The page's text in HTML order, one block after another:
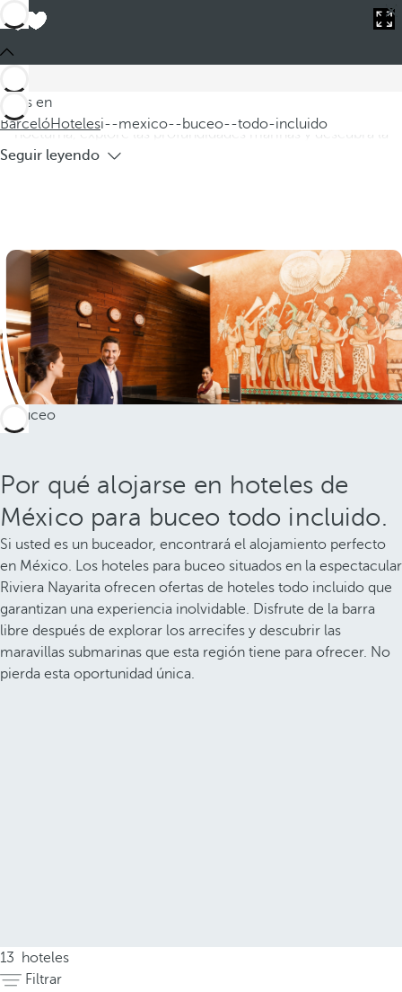
Estás en
BarcelóHotelesi--mexico--buceo--todo-incluido
Barceló
incluido
Le presentamos nuestra selección de hoteles en México para
buceo todo incluido. Disfrute de una emocionante inmersión
nocturna, explore las profundidades marinas y descubra la
Seguir leyendo
Por qué alojarse en hoteles de
México para buceo todo incluido.
Si usted es un buceador, encontrará el alojamiento perfecto
en México. Los hoteles para buceo situados en la espectacular
Riviera Nayarita ofrecen ofertas de hoteles todo incluido que
garantizan una experiencia inolvidable. Disfrute de la barra
libre después de explorar los arrecifes y descubrir las
maravillas submarinas que esta región tiene para ofrecer. No
pierda esta oportunidad única.
13
hoteles
Filtrar